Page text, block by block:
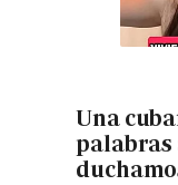
Una
palabras